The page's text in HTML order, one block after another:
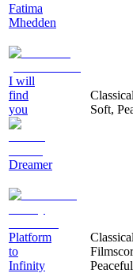
Fatima
Mhedden
I will
find
you
Dreamer
Soft,
Platform
to
Infinity
Peaceful